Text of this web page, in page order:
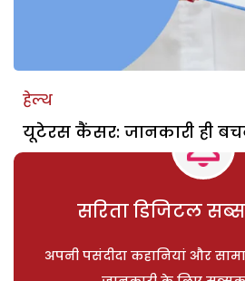
हेल्थ
यूटेरस कैंसर: जानकारी ही
सरिता डिजिटल
अपनी पसंदीदा कहानियां और